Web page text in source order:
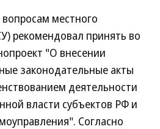
местного
рекомендовал принять во
"О внесении
законодательные акты
деятельности
власти субъектов РФ и
Согласно